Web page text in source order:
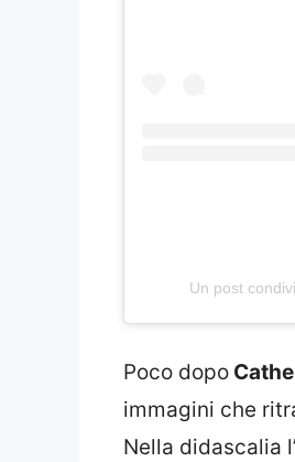
Un post
Poco dopo
immagini che
Nella didascalia